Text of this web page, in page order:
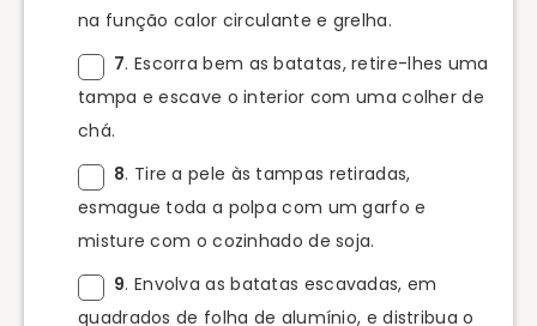
na função calor circulante e grelha.
7. Escorra bem as batatas, retire-lhes uma
tampa e escave o interior com uma colher de
chá.
8. Tire a pele às tampas retiradas,
esmague toda a polpa com um garfo e
misture com o cozinhado de soja.
9. Envolva as batatas escavadas, em
quadrados de folha de alumínio, e distribua o